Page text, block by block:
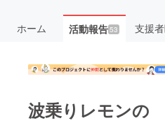
ホーム 活動報告53 支援者
波乗りレモンの